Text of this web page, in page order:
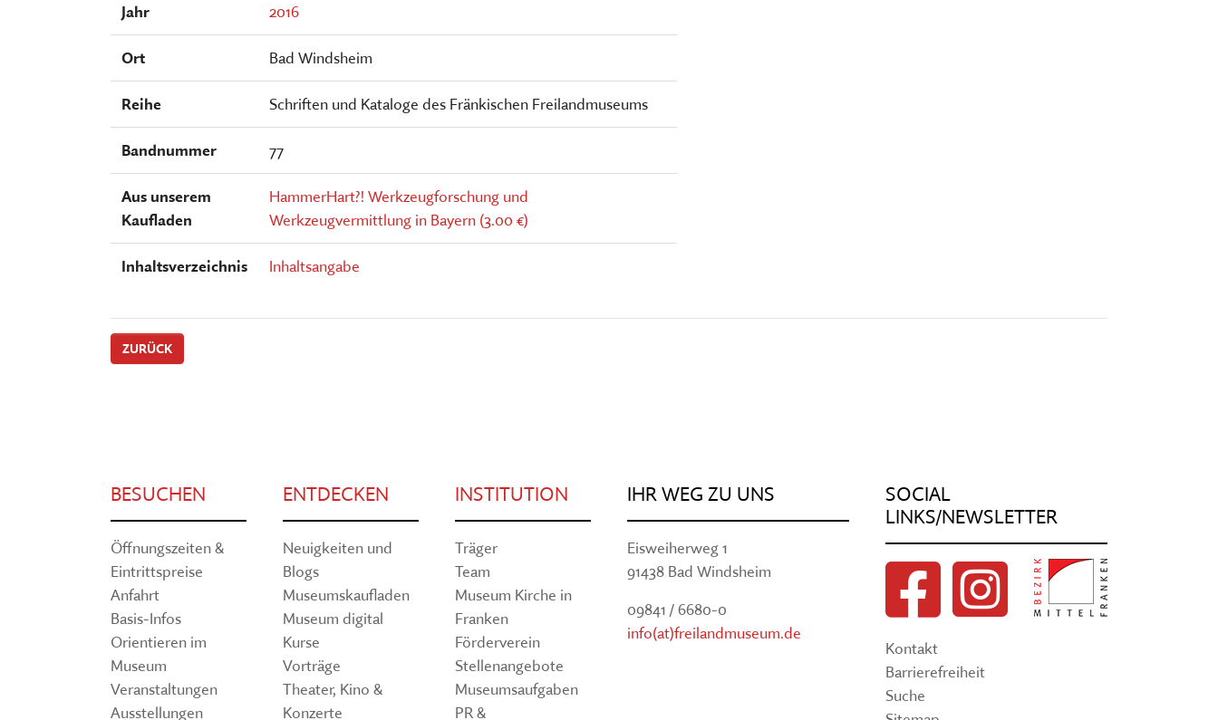
Jahr 2016
Ort Bad Windsheim
Reihe Schriften und Kataloge des Fränkischen Freilandmuseums
Bandnummer 77
Aus unserem
Kaufladen
HammerHart?! Werkzeugforschung und
Werkzeugvermittlung in Bayern (3.00 €)
Inhaltsverzeichnis Inhaltsangabe
ZURÜCK
BESUCHEN
Öffnungszeiten &
Eintrittspreise
Anfahrt
Basis-Infos
Orientieren im
Museum
Veranstaltungen
Ausstellungen
ENTDECKEN
Neuigkeiten und
Blogs
Museumskaufladen
Museum digital
Kurse
Vorträge
Theater, Kino &
Konzerte
INSTITUTION
Träger
Team
Museum Kirche in
Franken
Förderverein
Stellenangebote
Museumsaufgaben
PR &
IHR WEG ZU UNS
Eisweiherweg 1
91438 Bad Windsheim
09841 / 6680-0
info(at)freilandmuseum.de
SOCIAL
LINKS/NEWSLETTER
Kontakt
Barrierefreiheit
Suche